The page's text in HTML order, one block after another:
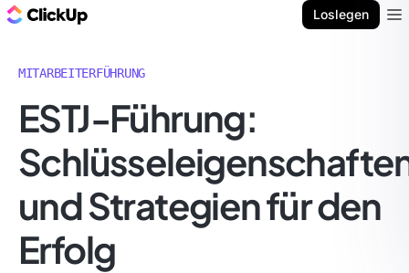
Loslegen
MITARBEITERFÜHRUNG
ESTJ-Führung:
und Strategien für den
Erfolg